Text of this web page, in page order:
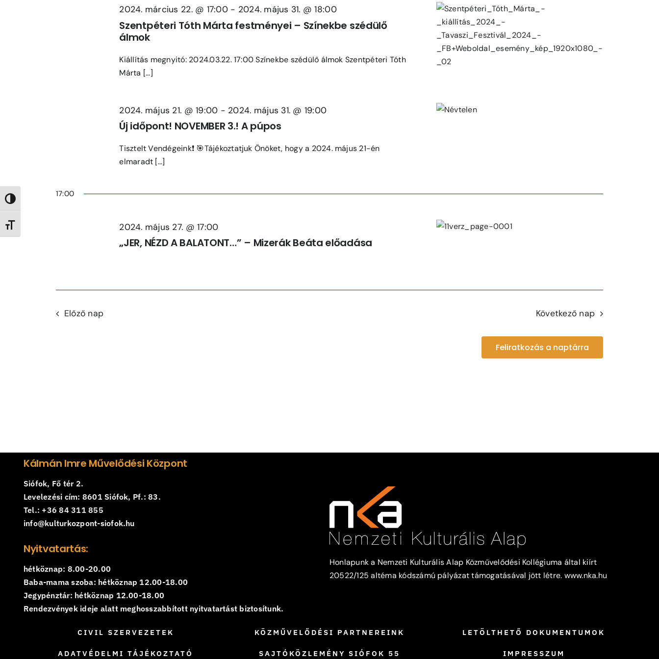
Nagy kontraszt váltása
Betűméret váltása
Navigation
2024. március 22. @ 17:00- 2024. május 31. @ 18:00
Szentpéteri Tóth Márta festményei – Színekbe szédülő
álmok
Kiállítás megnyitó: 2024.03.22. 17:00 Színekbe szédülő álmok Szentpéteri Tóth
Márta [...]
2024. május 21. @ 19:00 - 2024. május 31. @ 19:00
Új időpont! NOVEMBER 3.! A púpos
Tisztelt Vendégeink❗ 🎯Tájékoztatjuk Önöket, hogy a 2024. május 21-én
elmaradt [...]
17:00
2024. május 27. @ 17:00
„JER, NÉZD A BALATONT…” – Mizerák Beáta előadása
Előző nap Következő nap
Feliratkozás a naptárra
Kálmán Imre Művelődési Központ
Siófok, Fő tér 2.
Levelezési cím: 8601 Siófok, Pf.: 83.
Tel.: +36 84 311 855
info@kulturkozpont-siofok.hu
Nyitvatartás:
hétköznap: 8.00-20.00
Baba-mama szoba: hétköznap 12.00-18.00
Jegypénztár: hétköznap 12.00-18.00
Rendezvények ideje alatt meghosszabbított nyitvatartást biztosítunk.
Honlapunk a Nemzeti Kulturális Alap Közművelődési Kollégiuma által kiírt
20522/125 altéma kódszámú pályázat támogatásával jött létre. www.nka.hu
CIVIL SZERVEZETEK KÖZMŰVELŐDÉSI PARTNEREINK LETÖLTHETŐ DOKUMENTUMOK
ADATVÉDELMI TÁJÉKOZTATÓ SAJTÓKÖZLEMÉNY SIÓFOK 55 IMPRESSZUM